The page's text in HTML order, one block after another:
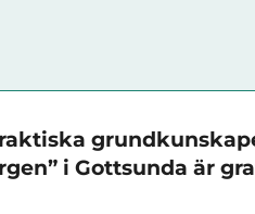
i Gottsunda är